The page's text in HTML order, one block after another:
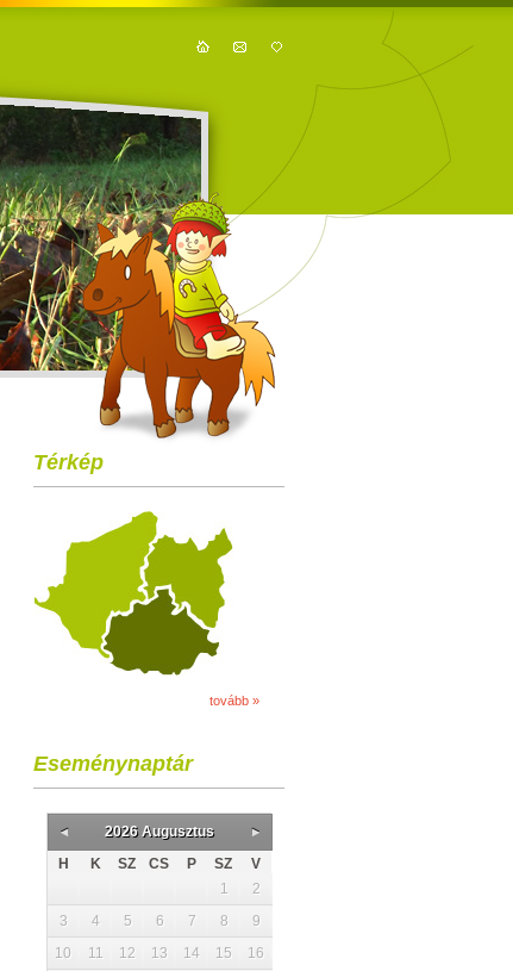
Térkép
tovább »
Eseménynaptár
2026 Augusztus
H
K SZ CS P SZ
V
1
2
3
4 5 6 7 8
9
10
11 12 13 14 15
16